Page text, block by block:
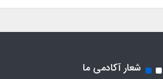
شعار آکادمی ما